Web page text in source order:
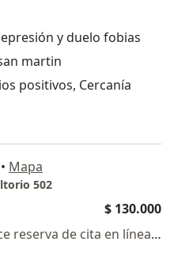
y duelo fobias
martin
positivos, Cercanía
• Mapa
502
$ 130.000
Este especialista no ofrece reserva de cita en línea en esta dirección.